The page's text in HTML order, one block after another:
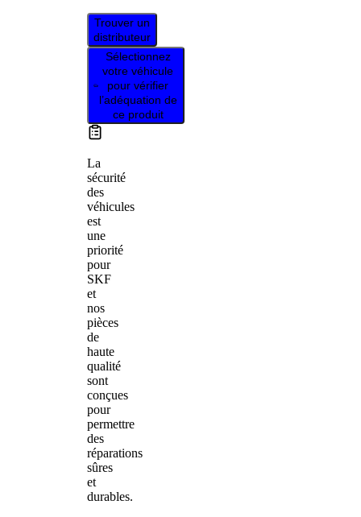
Trouver un
distributeur
Sélectionnez
votre véhicule
pour vérifier
l’adéquation de
ce produit
La
sécurité
des
véhicules
est
une
priorité
pour
SKF
et
nos
pièces
de
haute
qualité
sont
conçues
pour
permettre
des
réparations
sûres
et
durables.